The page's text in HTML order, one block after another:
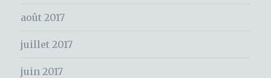
e
:
août 2017
juillet 2017
juin 2017